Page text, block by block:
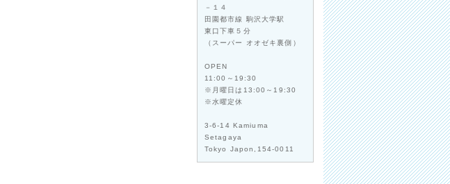
－１４
田園都市線 駒沢大学駅
東口下車５分
（スーパー オオゼキ裏側）
OPEN
11:00～19:30
※月曜日は13:00～19:30
※水曜定休
3-6-14 Kamiuma
Setagaya
Tokyo Japon,154-0011